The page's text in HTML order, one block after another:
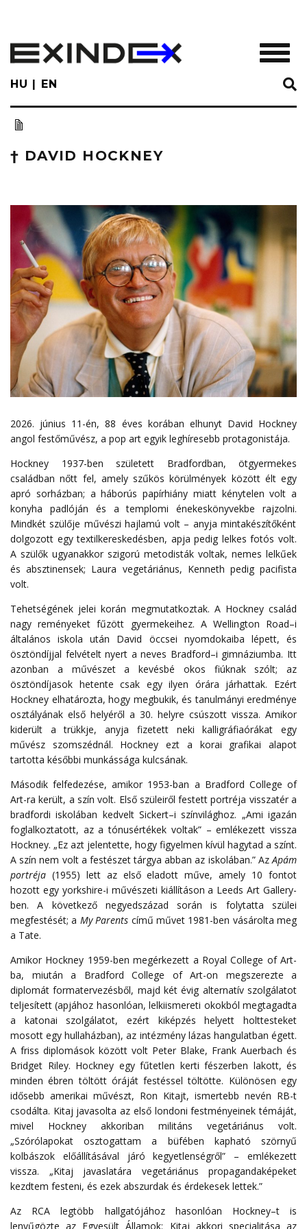
main
content
HU EN
† DAVID HOCKNEY
2026. június 11-én,88 éves korában elhunyt David Hockney
angol festőművész, a pop art egyik leghíresebb protagonistája.
Hockney 1937-ben született Bradfordban, ötgyermekes
családban nőtt fel, amely szűkös körülmények között élt egy
apró sorházban; a háborús papírhiány miatt kénytelen volt a
konyha padlóján és a templomi énekeskönyvekbe rajzolni.
Mindkét szülője művészi hajlamú volt – anyja mintakészítőként
dolgozott egy textilkereskedésben, apja pedig lelkes fotós volt.
A szülők ugyanakkor szigorú metodisták voltak, nemes lelkűek
és absztinensek; Laura vegetáriánus, Kenneth pedig pacifista
volt.
Tehetségének jelei korán megmutatkoztak. A Hockney család
nagy reményeket fűzött gyermekeihez. A Wellington Road–i
általános iskola után David öccsei nyomdokaiba lépett,és
ösztöndíjjal felvételt nyert a neves Bradford–i gimnáziumba. Itt
azonban a művészet a kevésbé okos fiúknak szólt; az
ösztöndíjasok hetente csak egy ilyen órára járhattak. Ezért
Hockney elhatározta, hogy megbukik, és tanulmányi eredménye
osztályának első helyéről a 30. helyre csúszott vissza. Amikor
kiderült a trükkje, anyja fizetett neki kalligráfiaórákat egy
művész szomszédnál. Hockney ezt a korai grafikai alapot
tartotta későbbi munkássága kulcsának.
Második felfedezése, amikor 1953-ban a Bradford College of
Art-ra került, a szín volt. Elsőszüleirőlfestett portréja visszatér a
bradfordi iskolában kedvelt Sickert–i színvilághoz. „Ami igazán
foglalkoztatott, az a tónusértékek voltak” – emlékezett vissza
Hockney. „Ez azt jelentette, hogy figyelmen kívül hagytad a színt.
A szín nem volt a festészet tárgya abban az iskolában.” AzApám
portréja (1955) lett az első eladott műve, amely 10 fontot
hozott egy yorkshire-i művészeti kiállításon a Leeds Art Gallery-
ben. A
következő negyedszázad során is folytatta
szülei
megfestését;a My Parents című művet 1981-ben vásárolta meg
a Tate.
Amikor Hockney 1959-ben megérkezett a Royal College of Art-
ba, miután a Bradford College of Art-on megszerezte a
diplomát formatervezésből, majd két évig alternatív szolgálatot
teljesített (apjához hasonlóan, lelkiismereti okokból megtagadta
a katonai szolgálatot, ezért kiképzés helyett holttesteket
mosott egy hullaházban), az intézmény lázas hangulatban égett.
A friss diplomások között volt Peter Blake, Frank Auerbach és
Bridget Riley. Hockney egy fűtetlen kerti fészerben lakott, és
minden ébren töltött óráját festéssel töltötte. Különösen egy
idősebb amerikai művészt, Ron Kitajt, ismertebb nevén RB-t
csodálta. Kitaj javasolta az első londoni festményeinek témáját,
mivel Hockney akkoriban militáns vegetáriánus volt.
„Szórólapokat osztogattam a büfében kapható szörnyű
kolbászok előállításával járó kegyetlenségről” – emlékezett
vissza. „Kitaj javaslatára vegetáriánus propagandaképeket
kezdtem festeni, és ezek abszurdak és érdekesek lettek.”
Az
RCA legtöbb hallgatójához hasonlóan Hockney–t
is
lenyűgözte az Egyesült Államok: Kitaj akkori specialitása az